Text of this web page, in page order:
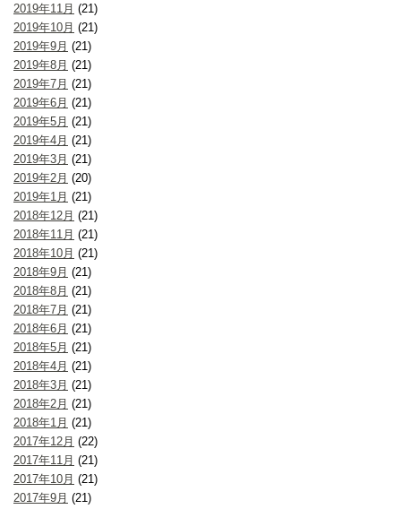
2019年11月 (21)
2019年10月 (21)
2019年9月 (21)
2019年8月 (21)
2019年7月 (21)
2019年6月 (21)
2019年5月 (21)
2019年4月 (21)
2019年3月 (21)
2019年2月 (20)
2019年1月 (21)
2018年12月 (21)
2018年11月 (21)
2018年10月 (21)
2018年9月 (21)
2018年8月 (21)
2018年7月 (21)
2018年6月 (21)
2018年5月 (21)
2018年4月 (21)
2018年3月 (21)
2018年2月 (21)
2018年1月 (21)
2017年12月 (22)
2017年11月 (21)
2017年10月 (21)
2017年9月 (21)